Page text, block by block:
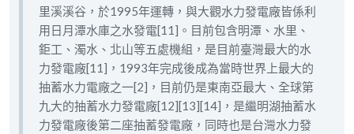
里溪溪谷，於1995年運轉，與大觀水力發電廠皆係利
用日月潭水庫之水發電[11]。目前包含明潭、水里、
鉅工、濁水、北山等五處機組，是目前臺灣最大的水
力發電廠[11]，1993年完成後成為當時世界上最大的
抽蓄水力電廠之一[2]，目前仍是東南亞最大、全球第
九大的抽蓄水力發電廠[12][13][14]，是繼明湖抽蓄水
力發電廠後第二座抽蓄發電廠，同時也是台灣水力發